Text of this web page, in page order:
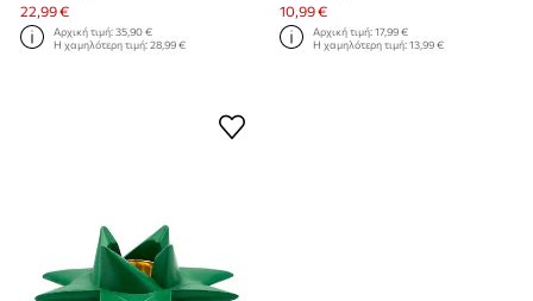
22,99 €
Αρχική τιμή:35,90 €
Η χαμηλότερη τιμή:28,99 €
10,99 €
Αρχική τιμή:17,99 €
Η χαμηλότερη τιμή:13,99 €